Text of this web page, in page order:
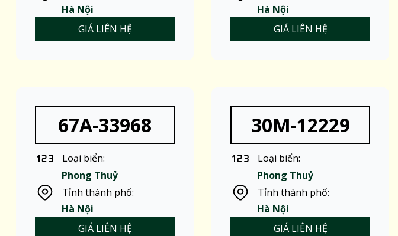
Hà Nội
GIÁ LIÊN HỆ
Hà Nội
GIÁ LIÊN HỆ
67A-33968
Loại biển:
Phong Thuỷ
Tỉnh thành phố:
Hà Nội
GIÁ LIÊN HỆ
30M-12229
Loại biển:
Phong Thuỷ
Tỉnh thành phố:
Hà Nội
GIÁ LIÊN HỆ